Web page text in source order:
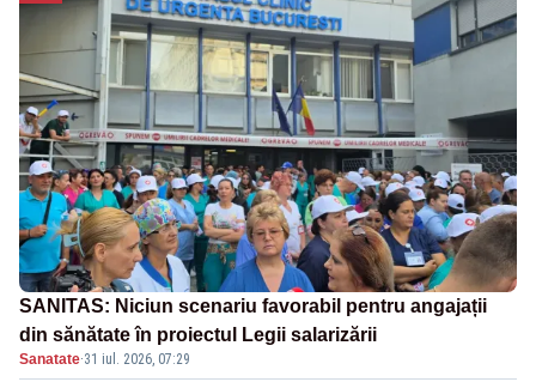
SANITAS: Niciun scenariu favorabil pentru angajații
din sănătate în proiectul Legii salarizării
Sanatate·31 iul. 2026, 07:29